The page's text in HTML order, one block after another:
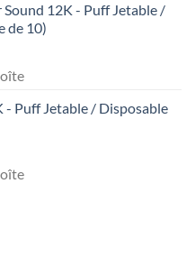
12K - Puff Jetable /
de 10)
Puff Jetable / Disposable